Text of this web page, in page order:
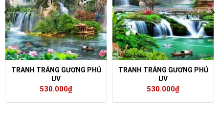
TRANH TRÁNG GƯƠNG PHỦ
UV
530.000₫
TRANH TRÁNG GƯƠNG PHỦ
UV
530.000₫